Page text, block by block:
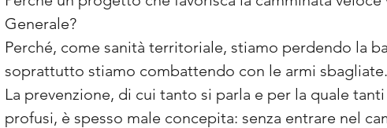
Generale?
Perché, come sanità territoriale, stiamo perdendo la
soprattutto stiamo combattendo con le armi sbagliate.
La prevenzione, di cui tanto si parla e per la quale
profusi, è spesso male concepita: senza entrare nel